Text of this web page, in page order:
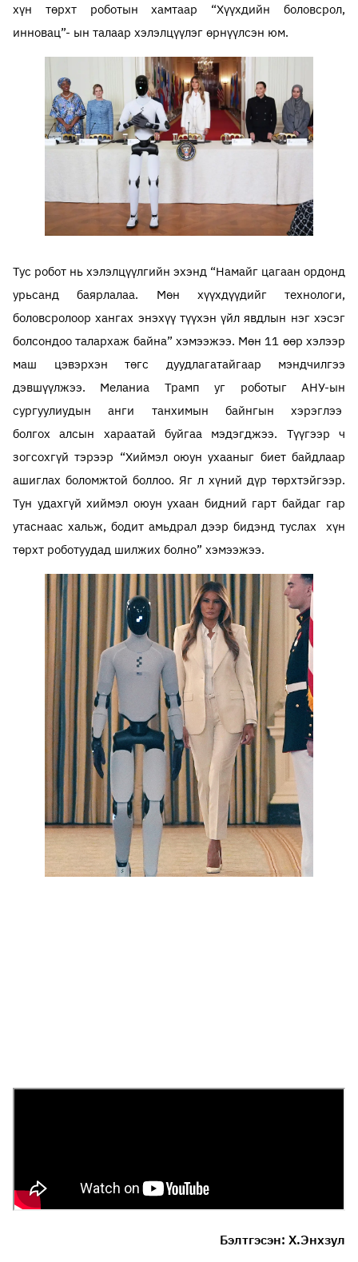
хүн төрхт роботын хамтаар “Хүүхдийн боловсрол,
инновац”- ын талаар хэлэлцүүлэг өрнүүлсэн юм.
Тус робот нь хэлэлцүүлгийн эхэнд “Намайг цагаан ордонд
урьсанд баярлалаа. Мөн хүүхдүүдийг технологи,
боловсролоор хангах энэхүү түүхэн үйл явдлын нэг хэсэг
болсондоо талархаж байна” хэмээжээ. Мөн 11 өөр хэлээр
маш цэвэрхэн төгс дуудлагатайгаар мэндчилгээ
дэвшүүлжээ. Меланиа Трамп уг роботыг АНУ-ын
сургуулиудын анги танхимын байнгын хэрэглээ
болгох алсын хараатай буйгаа мэдэгджээ. Түүгээр ч
зогсохгүй тэрээр “Хиймэл оюун ухааныг биет байдлаар
ашиглах боломжтой боллоо. Яг л хүний дүр төрхтэйгээр.
Тун удахгүй хиймэл оюун ухаан бидний гарт байдаг гар
утаснаас хальж, бодит амьдрал дээр бидэнд туслах хүн
төрхт роботуудад шилжих болно” хэмээжээ.
Бэлтгэсэн: Х.Энхзул